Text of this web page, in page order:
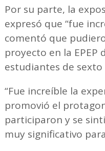
Por su parte, la
expresó que “fue
comentó que
proyecto en la EPEP
estudiantes de sexto
“Fue increíble la
promovió el
participaron y se
muy significativo